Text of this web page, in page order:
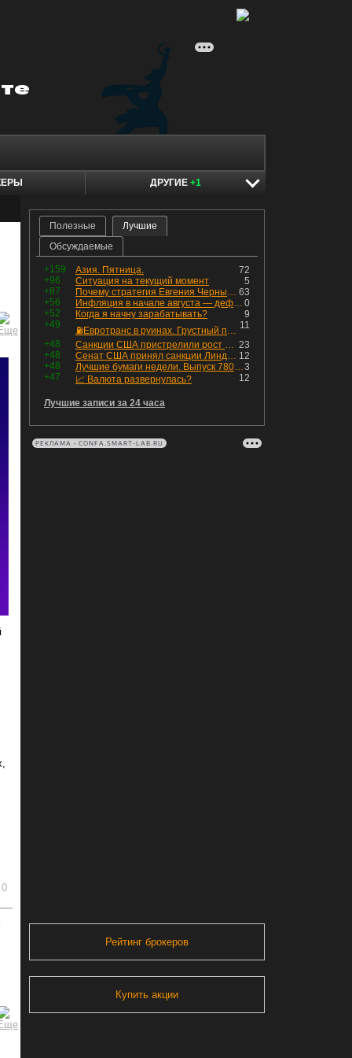
ДРУГИЕ +1
0
Полезные
Лучшие
Обсуждаемые
+159 72
Азия. Пятница.
+96
5
Ситуация на текущий момент
+87
63
Почему стратегия Евгения Черных приведет вас к убыткам в 2026 году
+56
0
Инфляция в начале августа — дефляция из-за топлива и плодоовощной корзины, но услуги продолжают дорожать, а рубль начал ослабевать.
+52
9
Когда я начну зарабатывать?
+49
11
⛽️Евротранс в руинах. Грустный пост😶😞 Что изменилось в облигациях?
+48
23
Санкции США пристрелили рост акций в России
+48
12
Сенат США принял санкции Линдси Грэма против России
+48
3
Лучшие бумаги недели. Выпуск 780 – обновления для пятницы
+47
12
📈 Валюта развернулась?
Лучшие записи за 24 часа
РЕКЛАМА • CONFA.SMART-LAB.RU
Рейтинг брокеров
Купить акции